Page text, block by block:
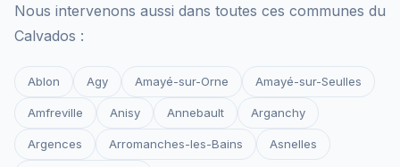
Nous intervenons aussi dans toutes ces communes du
Calvados :
Ablon Agy Amayé-sur-Orne Amayé-sur-Seulles
Amfreville Anisy Annebault Arganchy
Argences Arromanches-les-Bains Asnelles